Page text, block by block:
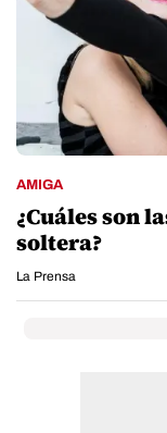
AMIGA
¿Cuáles son
soltera?
La Prensa